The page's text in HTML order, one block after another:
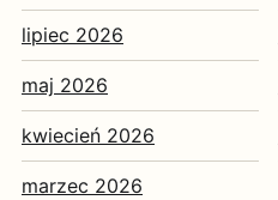
lipiec 2026
maj 2026
kwiecień 2026
marzec 2026